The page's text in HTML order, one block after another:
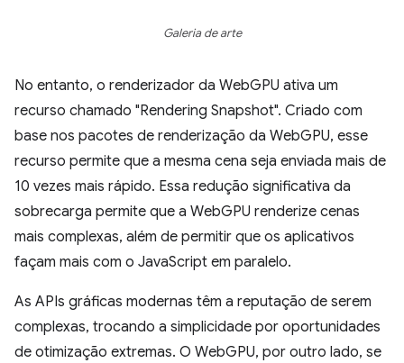
Galeria de arte
No entanto, o renderizador da WebGPU ativa um
recurso chamado "Rendering Snapshot". Criado com
base nos pacotes de renderização da WebGPU, esse
recurso permite que a mesma cena seja enviada mais de
10 vezes mais rápido. Essa redução significativa da
sobrecarga permite que a WebGPU renderize cenas
mais complexas, além de permitir que os aplicativos
façam mais com o JavaScript em paralelo.
As APIs gráficas modernas têm a reputação de serem
complexas, trocando a simplicidade por oportunidades
de otimização extremas. O WebGPU, por outro lado, se